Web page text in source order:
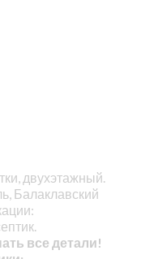
двухэтажный.
Балаклавский
все детали!